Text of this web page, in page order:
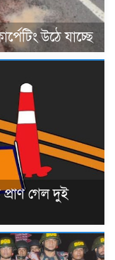
উঠে যাচ্ছে
গেল দুই